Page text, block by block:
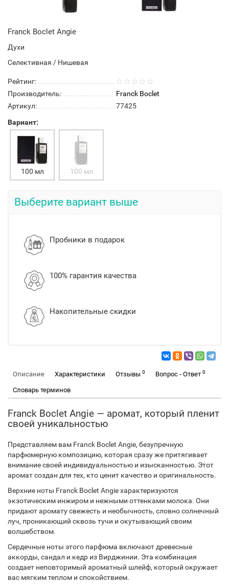
Franck Boclet Angie
Духи
Селективная / Нишевая
Рейтинг:
Производитель:
Franck Boclet
Артикул:
77425
Вариант:
100 мл 100 мл
Выберите вариант выше
Пробники в подарок
100% гарантия качества
Накопительные скидки
Описание Характеристики Отзывы 0 Вопрос - Ответ 0
Словарь терминов
Franck Boclet Angie — аромат, который пленит
своей уникальностью
Представляем вам Franck Boclet Angie, безупречную
парфюмерную композицию, которая сразу же притягивает
внимание своей индивидуальностью и изысканностью. Этот
аромат создан для тех, кто ценит качество и оригинальность.
Верхние ноты Franck Boclet Angie характеризуются
экзотическим инжиром и нежными оттенками молока. Они
придают аромату свежесть и необычность, словно солнечный
луч, проникающий сквозь тучи и окутывающий своим
волшебством.
Сердечные ноты этого парфюма включают древесные
аккорды, сандал и кедр из Вирджинии. Эта комбинация
создает неповторимый ароматный шлейф, который окружает
вас мягким теплом и спокойствием.